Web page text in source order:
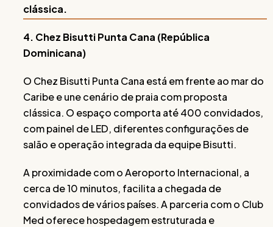
clássica.
4. Chez Bisutti Punta Cana (República
Dominicana)
O Chez Bisutti Punta Cana está em frente ao mar do
Caribe e une cenário de praia com proposta
clássica. O espaço comporta até 400 convidados,
com painel de LED, diferentes configurações de
salão e operação integrada da equipe Bisutti.
A proximidade com o Aeroporto Internacional, a
cerca de 10 minutos, facilita a chegada de
convidados de vários países. A parceria com o Club
Med oferece hospedagem estruturada e